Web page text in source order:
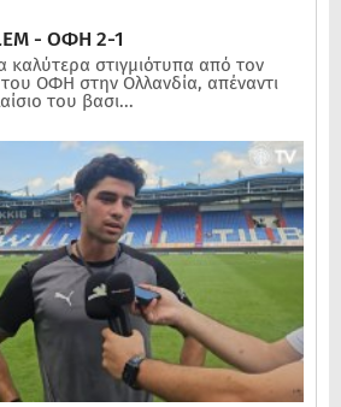
- ΟΦΗ 2-1
στιγμιότυπα από τον
ΟΦΗ στην Ολλανδία, απέναντι
του βασι...